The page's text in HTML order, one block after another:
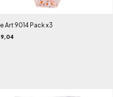
Art 9014 Pack x3